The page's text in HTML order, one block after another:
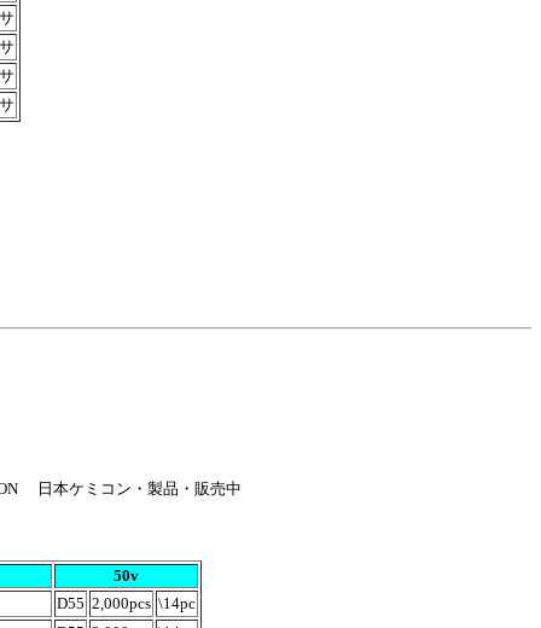
日本ケミコン・製品・販売中
50v
D55 2,000pcs \14pc